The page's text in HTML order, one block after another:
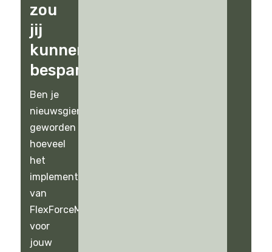
zou
jij
kunnen
besparen?
Ben je
nieuwsgierig
geworden
hoeveel
het
implementeren
van
FlexForceMonkey
voor
jouw